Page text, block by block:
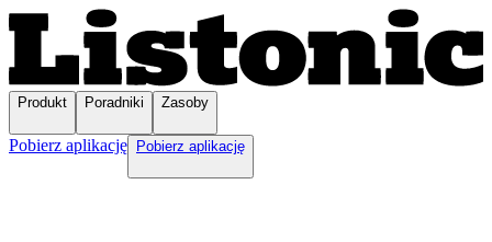
Produkt Poradniki Zasoby
Pobierz aplikację Pobierz aplikację